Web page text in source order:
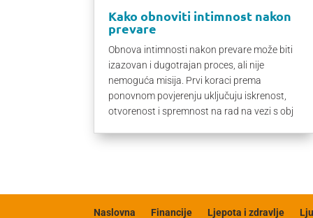
Kako obnoviti intimnost nakon
prevare
Obnova intimnosti nakon prevare može biti
izazovan i dugotrajan proces, ali nije
nemoguća misija. Prvi koraci prema
ponovnom povjerenju uključuju iskrenost,
otvorenost i spremnost na rad na vezi s obj
Naslovna Financije Ljepota i zdravlje